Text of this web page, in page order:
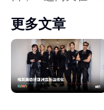
更多文章